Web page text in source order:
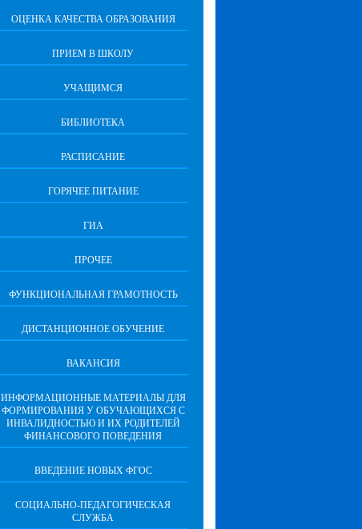
ОЦЕНКА КАЧЕСТВА ОБРАЗОВАНИЯ
ПРИЕМ В ШКОЛУ
УЧАЩИМСЯ
БИБЛИОТЕКА
РАСПИСАНИЕ
ГОРЯЧЕЕ ПИТАНИЕ
ГИА
ПРОЧЕЕ
ФУНКЦИОНАЛЬНАЯ ГРАМОТНОСТЬ
ДИСТАНЦИОННОЕ ОБУЧЕНИЕ
ВАКАНСИЯ
ИНФОРМАЦИОННЫЕ МАТЕРИАЛЫ ДЛЯ
ФОРМИРОВАНИЯ У ОБУЧАЮЩИХСЯ С
ИНВАЛИДНОСТЬЮ И ИХ РОДИТЕЛЕЙ
ФИНАНСОВОГО ПОВЕДЕНИЯ
ВВЕДЕНИЕ НОВЫХ ФГОС
СОЦИАЛЬНО-ПЕДАГОГИЧЕСКАЯ
СЛУЖБА